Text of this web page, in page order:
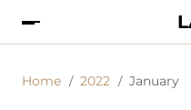
Home 2022 January